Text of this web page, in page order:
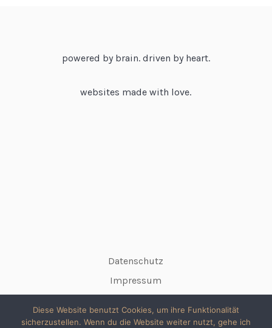
powered by brain. driven by heart.
websites made with love.
Datenschutz
Impressum
Diese Website benutzt Cookies, um ihre Funktionalität
sicherzustellen. Wenn du die Website weiter nutzt, gehe ich